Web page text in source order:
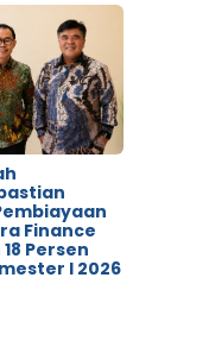
Finance
Persen
I 2026